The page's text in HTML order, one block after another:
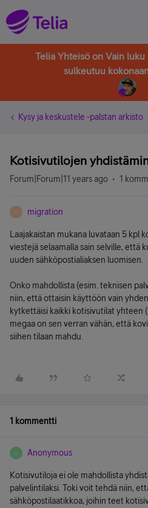
Telia Yhteisö on Vain
sulkeutuu
Kysy ja keskustele -palstan arkisto
Kotisivutilojen
Forum|Forum|11 years ago 1
M migration
Laajakaistan mukana luvataan 5 kpl
viestejä selaamalla sain selville, että
uuden sähköpostialiaksen luomisen.
Onko mahdollista (esim. teknisen
niin, että ottaisin käyttöön vain
kytkettäisi kaikki kotisivutilat yhteen
megaa on sen verran vähän, että
siihen tilaan mahdu.
1 kommentti
A Anonymous
Kotisivutiloja ei ole mahdollista
palvelintilaksi. Toki voit tehdä niin,
sähköpostilaatikkoa, joihin teet